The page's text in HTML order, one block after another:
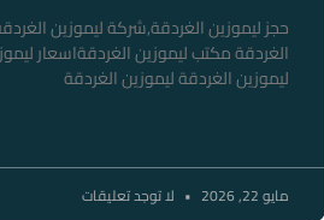
حجز ليموزين الغردقة,شركة ليموزين
الغردقة مكتب ليموزين الغردقةاسعار
ليموزين الغردقة ليموزين الغردقة
مايو 22, 2026 لا توجد تعليقات